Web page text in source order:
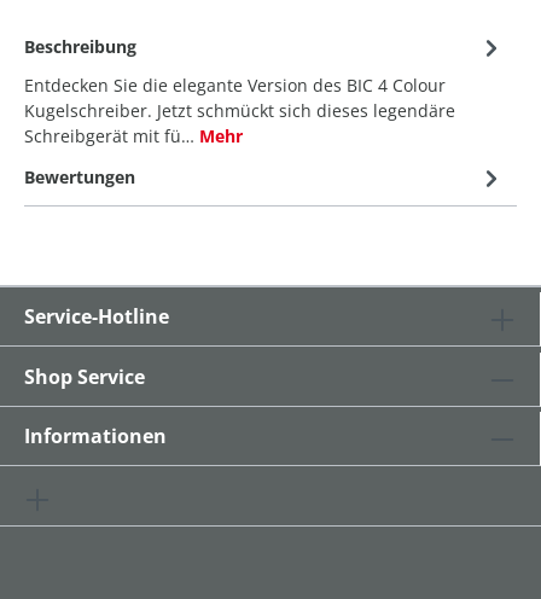
Beschreibung
Entdecken Sie die elegante Version des BIC 4 Colour
Kugelschreiber. Jetzt schmückt sich dieses legendäre
Schreibgerät mit fü… Mehr
Bewertungen
Service-Hotline
Shop Service
Informationen